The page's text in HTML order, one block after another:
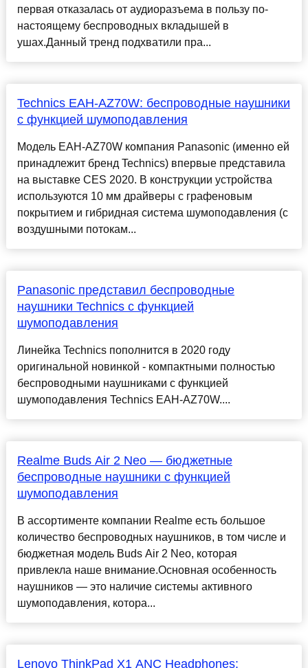
первая отказалась от аудиоразъема в пользу по-
настоящему беспроводных вкладышей в
ушах.Данный тренд подхватили пра...
Technics EAH-AZ70W: беспроводные наушники
с функцией шумоподавления
Модель EAH-AZ70W компания Panasonic (именно ей
принадлежит бренд Technics) впервые представила
на выставке CES 2020. В конструкции устройства
используются 10 мм драйверы с графеновым
покрытием и гибридная система шумоподавления (с
воздушными потокам...
Panasonic представил беспроводные
наушники Technics с функцией
шумоподавления
Линейка Technics пополнится в 2020 году
оригинальной новинкой - компактными полностью
беспроводными наушниками с функцией
шумоподавления Technics EAH-AZ70W....
Realme Buds Air 2 Neo — бюджетные
беспроводные наушники с функцией
шумоподавления
В ассортименте компании Realme есть большое
количество беспроводных наушников, в том числе и
бюджетная модель Buds Air 2 Neo, которая
привлекла наше внимание.Основная особенность
наушников — это наличие системы активного
шумоподавления, котора...
Lenovo ThinkPad X1 ANC Headphones: